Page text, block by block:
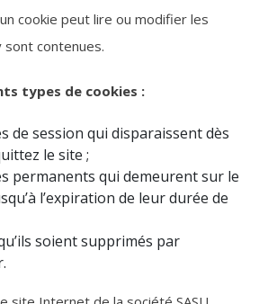
cookie peut lire ou modifier les
contenues.
types de cookies :
de session qui disparaissent dès
le site ;
permanents qui demeurent sur le
l’expiration de leur durée de
soient supprimés par